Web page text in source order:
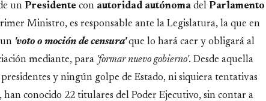
un Presidente con autoridad autónoma del Parlamento
Ministro, es responsable ante la Legislatura, la que en
'voto o moción de censura'que lo hará caer y obligará al
mediante, para 'formar nuevo gobierno'. Desde aquella
y ningún golpe de Estado, ni siquiera tentativas
conocido 22 titulares del Poder Ejecutivo, sin contar a